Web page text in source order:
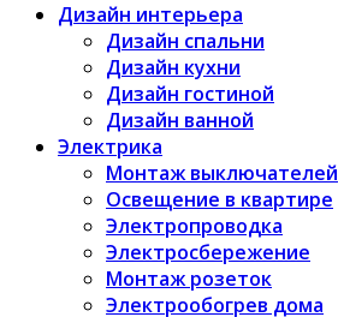
Дизайн интерьера
Дизайн спальни
Дизайн кухни
Дизайн гостиной
Дизайн ванной
Электрика
Монтаж выключателей
Освещение в квартире
Электропроводка
Электросбережение
Монтаж розеток
Электрообогрев дома